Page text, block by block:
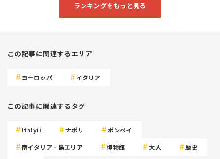
ランキングをもっと見る
この記事に関連するエリア
ヨーロッパ イタリア
この記事に関連するタグ
Italyii ナポリ ポンペイ
南イタリア・島エリア 博物館 大人 歴史